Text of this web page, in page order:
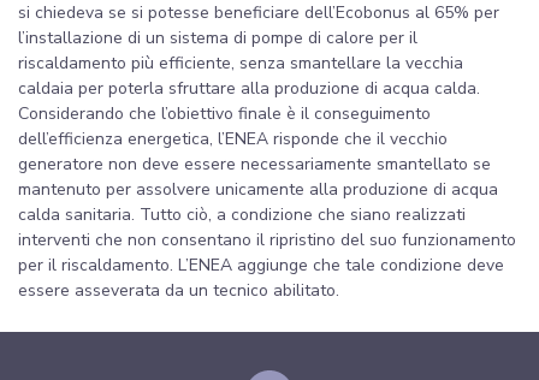
si chiedeva se si potesse beneficiare dell’Ecobonus al 65% per
l’installazione di un sistema di pompe di calore per il
riscaldamento più efficiente, senza smantellare la vecchia
caldaia per poterla sfruttare alla produzione di acqua calda.
Considerando che l’obiettivo finale è il conseguimento
dell’efficienza energetica, l’ENEA risponde che il vecchio
generatore non deve essere necessariamente smantellato se
mantenuto per assolvere unicamente alla produzione di acqua
calda sanitaria. Tutto ciò, a condizione che siano realizzati
interventi che non consentano il ripristino del suo funzionamento
per il riscaldamento. L’ENEA aggiunge che tale condizione deve
essere asseverata da un tecnico abilitato.